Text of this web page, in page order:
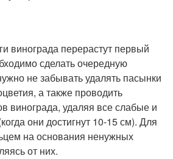
винограда перерастут первый
сделать очередную
не забывать удалять пасынки
а также проводить
винограда, удаляя все слабые и
они достигнут 10-15 см). Для
на основания ненужных
от них.